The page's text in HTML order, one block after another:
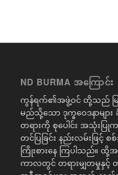
ND BURMA အကြောင်း
ကွန်ရက်၏အဖွဲ့ဝင် တို့သည် မြန်
မည်သို့သော ဒုက္ခဝေဒနာများ
တရားကို စုပေါင်း အသုံးပ
တင်ပြခြင်း နည်းလမ်းဖြင့်
ကြိုးစားနေ ကြပါသည်။ ထို့အ
ကာလတွင် တရားမျှတမှုနှင့်